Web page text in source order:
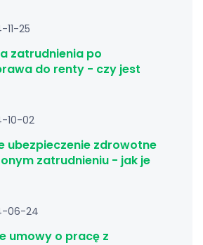
11-25
zatrudnienia po
do renty - czy jest
10-02
ubezpieczenie zdrowotne
zatrudnieniu - jak je
06-24
umowy o pracę z